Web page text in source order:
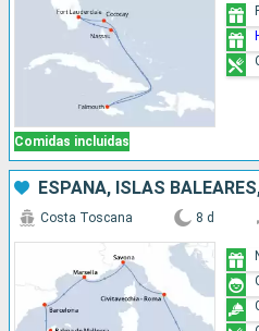
Comidas incluidas
Costa Toscana 8 d